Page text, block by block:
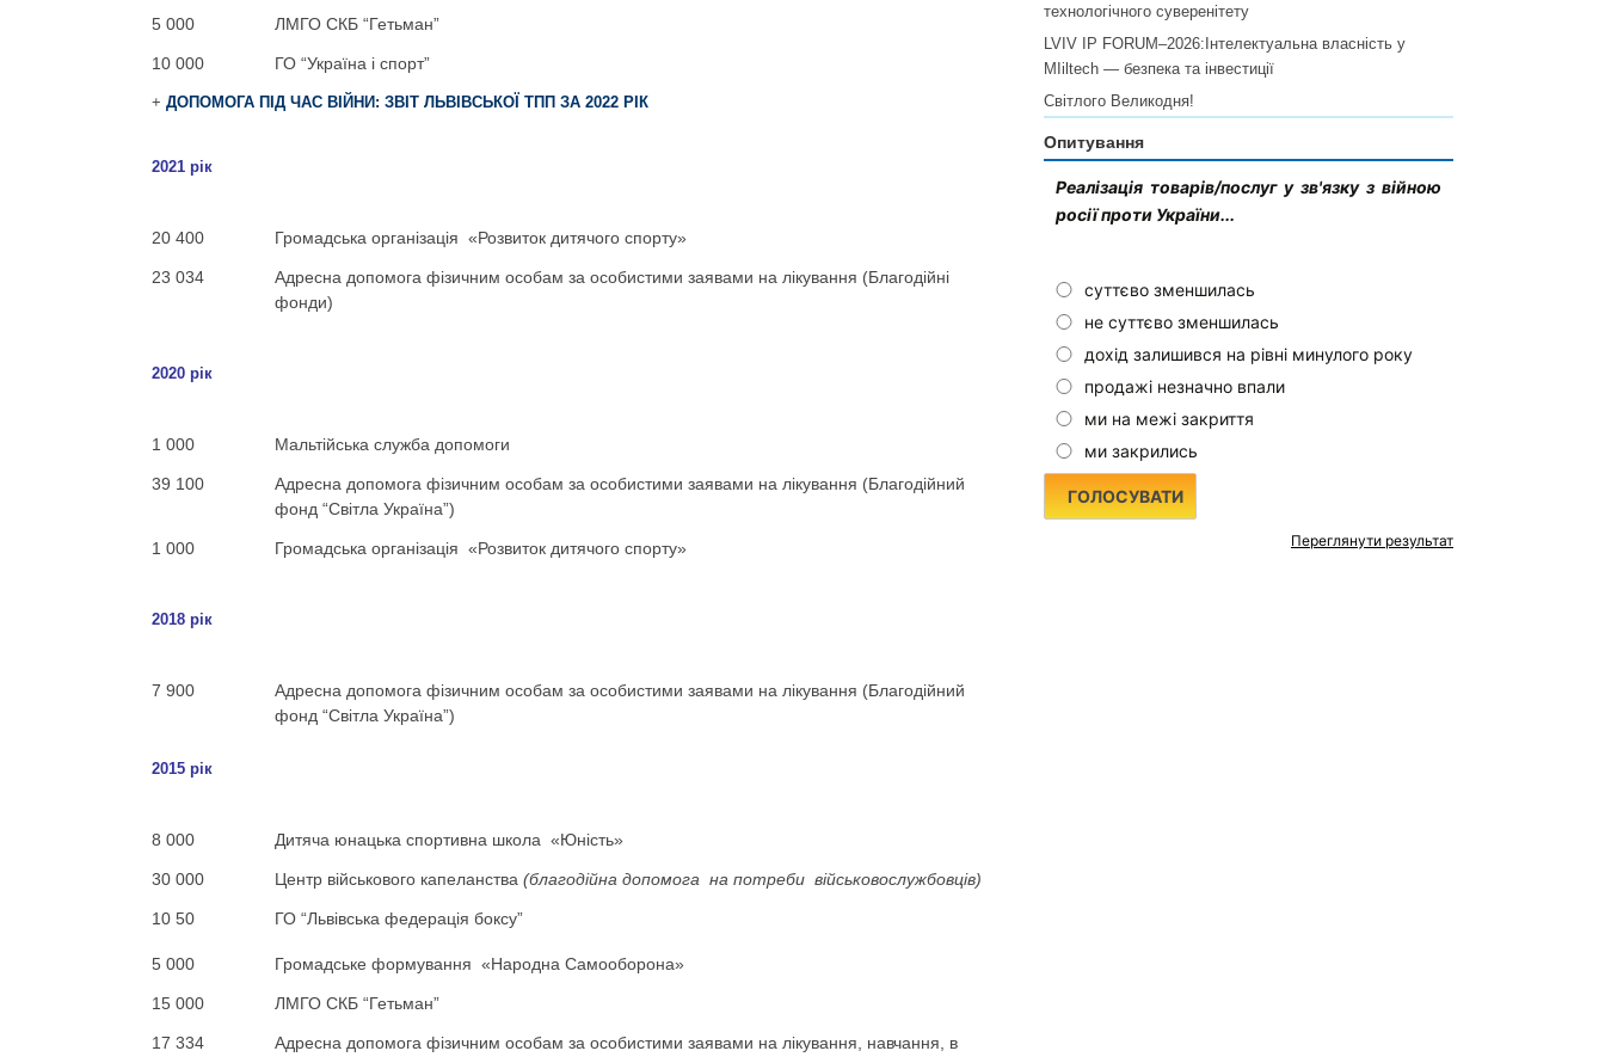
5 000 ЛМГО СКБ “Гетьман”
10 000 ГО “Україна і спорт”
+ ДОПОМОГА ПІД ЧАС ВІЙНИ: ЗВІТ ЛЬВІВСЬКОЇ ТПП ЗА 2022 РІК
2021 рік
20 400 Громадська організація «Розвиток дитячого спорту»
23 034
Адресна допомога фізичним особам за особистими заявами на лікування (Благодійні
фонди)
2020 рік
1 000 Мальтійська служба допомоги
39 100
Адресна допомога фізичним особам за особистими заявами на лікування (Благодійний
фонд “Світла Україна”)
1 000 Громадська організація «Розвиток дитячого спорту»
2018 рік
7 900
Адресна допомога фізичним особам за особистими заявами на лікування (Благодійний
фонд “Світла Україна”)
2015 рік
8 000 Дитяча юнацька спортивна школа «Юність»
30 000 Центр військового капеланства (благодійна допомога на потреби військовослужбовців)
10 50 ГО “Львівська федерація боксу”
5 000 Громадське формування «Народна Самооборона»
15 000 ЛМГО СКБ “Гетьман”
17 334
Адресна допомога фізичним особам за особистими заявами на лікування, навчання, в
технологічного суверенітету
LVIV IP FORUM–2026:Інтелектуальна власність у
MIiltech — безпека та інвестиції
Світлого Великодня!
Опитування
Реалізація товарів/послуг у зв'язку з війною
росії проти України...
суттєво зменшилась
не суттєво зменшилась
дохід залишився на рівні минулого року
продажі незначно впали
ми на межі закриття
ми закрились
Переглянути результат